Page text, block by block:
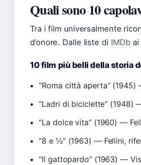
Quali sono 10
Tra i film universalmente
d’onore. Dalle liste di IMDb
10 film più belli della storia
“Roma città aperta”
“Ladri di biciclette” (1948)
“La dolce vita” (1960) —
“8 e ½” (1963) — Fellini,
“Il gattopardo” (1963) —